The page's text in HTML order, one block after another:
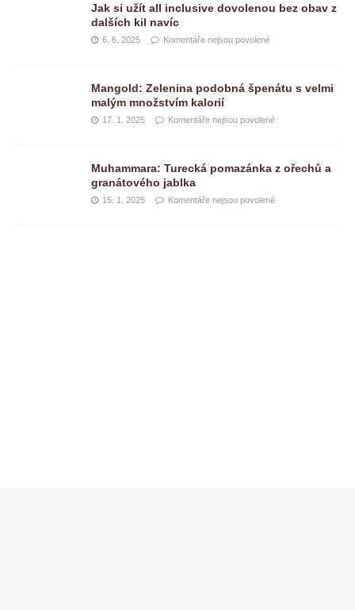
Jak si užít all inclusive dovolenou bez obav z
dalších kil navíc
6. 6. 2025 Komentáře nejsou povolené
Mangold: Zelenina podobná špenátu s velmi
malým množstvím kalorií
17. 1. 2025 Komentáře nejsou povolené
Muhammara: Turecká pomazánka z ořechů a
granátového jablka
15. 1. 2025 Komentáře nejsou povolené